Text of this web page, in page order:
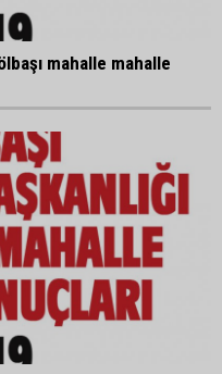
mahalle mahalle